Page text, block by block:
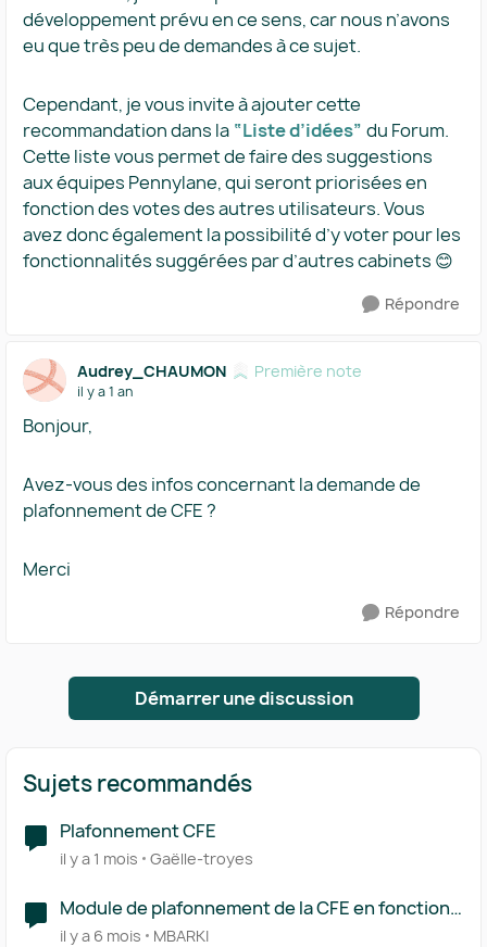
développement prévu en ce sens, car nous n’avons
eu que très peu de demandes à ce sujet.
Cependant, je vous invite à ajouter cette
recommandation dans la “Liste d’idées” du Forum.
Cette liste vous permet de faire des suggestions
aux équipes Pennylane, qui seront priorisées en
fonction des votes des autres utilisateurs. Vous
avez donc également la possibilité d’y voter pour les
fonctionnalités suggérées par d’autres cabinets 😊
Répondre
Audrey_CHAUMON Première note
il y a 1 an
Bonjour,
Avez-vous des infos concernant la demande de
plafonnement de CFE ?
Merci
Répondre
Démarrer une discussion
Sujets recommandés
Plafonnement CFE
il y a 1 mois Gaëlle-troyes
Module de plafonnement de la CFE en fonction
de la VA
il y a 6 mois MBARKI